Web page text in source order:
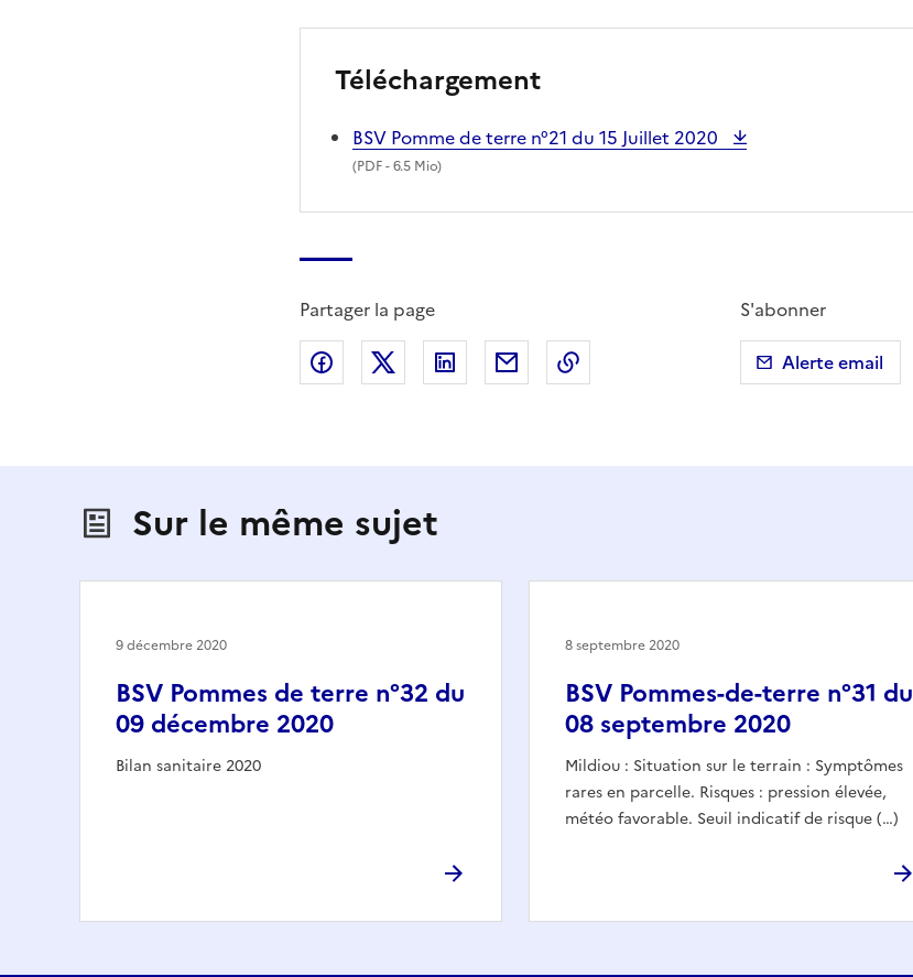
Téléchargement
BSV Pomme de terre n°21 du 15 Juillet 2020
(PDF- 6.5 Mio)
Partager la page
Partager sur Facebook
Partager sur X (anciennement Twitter)
Partager sur LinkedIn
Partager par emailCopier dans le presse-papier
S'abonner
Alerte email
Sur le même sujet
BSV Pommes de terre n°32 du
09 décembre 2020
Bilan sanitaire 2020
9 décembre 2020
BSV Pommes-de-terre n°31 du
08 septembre 2020
Mildiou : Situation sur le terrain : Symptômes
rares en parcelle. Risques : pression élevée,
météo favorable. Seuil indicatif de risque (…)
8 septembre 2020